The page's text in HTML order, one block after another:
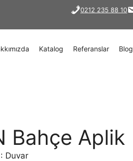
0212 235 88 10
Katalog Referanslar Blog
Bahçe Aplik
Duvar